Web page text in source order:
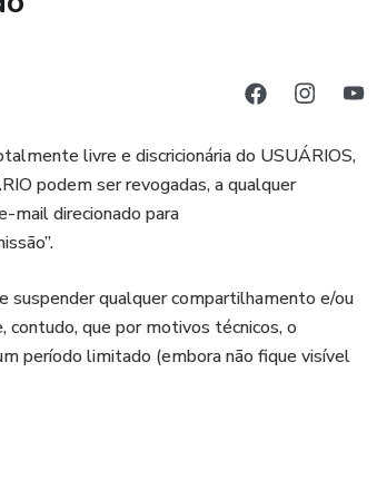
livre e discricionária do USUÁRIOS,
podem ser revogadas, a qualquer
mail direcionado para
suspender qualquer compartilhamento e/ou
contudo, que por motivos técnicos, o
período limitado (embora não fique visível
que este pode ter sido compartilhado